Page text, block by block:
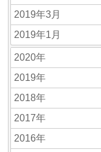
2019年3月
2019年1月
2020年
2019年
2018年
2017年
2016年